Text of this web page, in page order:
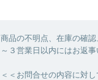
商品の不明点、在庫の確
～３営業日以内にはお返事
＜＜お問合せの内容に対